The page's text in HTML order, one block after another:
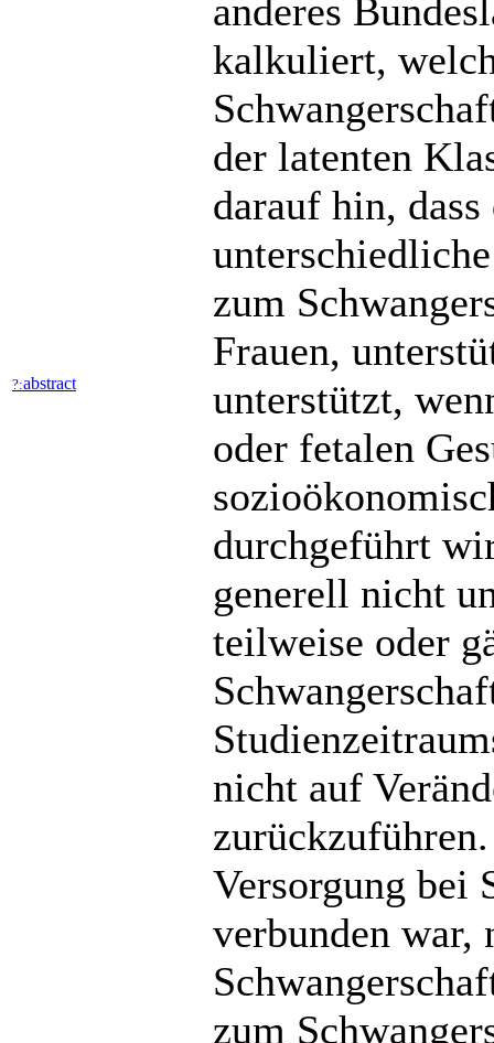
?:abstract
anderes
kalkuliert,
der latenten
darauf hin,
zum
Frauen,
unterstützt,
oder fetalen
durchgeführt
generell nicht
teilweise oder
nicht auf
Versorgung bei
verbunden war,
zum